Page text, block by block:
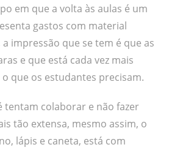
em que a volta às aulas é um
gastos com material
a impressão que se tem é que as
e que está cada vez mais
que os estudantes precisam.
tentam colaborar e não fazer
tão extensa, mesmo assim, o
lápis e caneta, está com